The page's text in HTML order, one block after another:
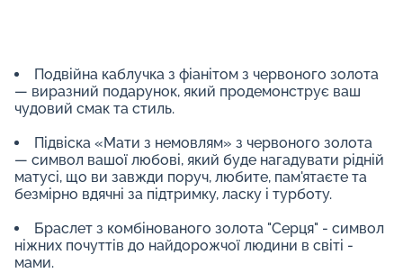
Подвійна каблучка з фіанітом з червоного золота
— виразний подарунок, який продемонструє ваш
чудовий смак та стиль.
Підвіска «Мати з немовлям» з червоного золота
— символ вашої любові, який буде нагадувати рідній
матусі, що ви завжди поруч, любите, пам'ятаєте та
безмірно вдячні за підтримку, ласку і турботу.
Браслет з комбінованого золота "Серця" - символ
ніжних почуттів до найдорожчої людини в світі -
мами.